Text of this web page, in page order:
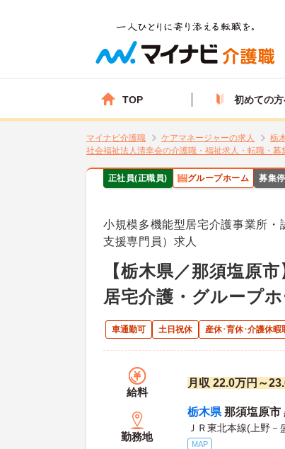
TOP 初めての
マイナビ介護職 ケアマネージャーの求人 栃
社会福祉法人清幸会の介護職・福祉求人・転職・募
正社員(正職員) グループホーム 募集
小規模多機能型居宅介護事業所
支援専門員）求人
【栃木県／那須塩原
居宅介護・グループ
車通勤可 土日祝休 産休･育休･介護休暇
給料
月収 22.0万円～
勤務地
栃木県 那須塩原市
ＪＲ東北本線(上野
MAP